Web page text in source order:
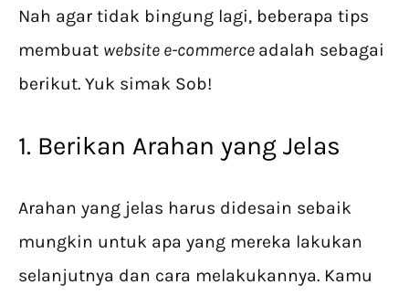
Nah agar tidak bingung lagi, beberapa tips
membuat website e-commerce adalah sebagai
berikut. Yuk simak Sob!
1. Berikan Arahan yang Jelas
Arahan yang jelas harus didesain sebaik
mungkin untuk apa yang mereka lakukan
selanjutnya dan cara melakukannya. Kamu